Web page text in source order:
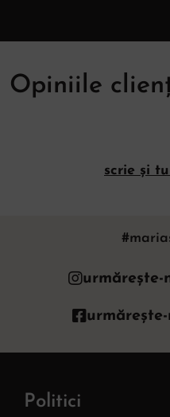
Opiniile
scrie și
urmărește-
Politici